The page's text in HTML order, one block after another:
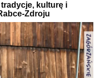
kulturę i
Zdroju